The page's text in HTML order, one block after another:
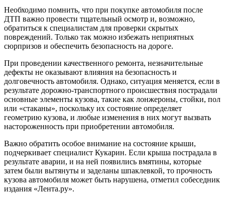
Необходимо помнить, что при покупке автомобиля после
ДТП важно провести тщательный осмотр и, возможно,
обратиться к специалистам для проверки скрытых
повреждений. Только так можно избежать неприятных
сюрпризов и обеспечить безопасность на дороге.
При проведении качественного ремонта, незначительные
дефекты не оказывают влияния на безопасность и
долговечность автомобиля. Однако, ситуация меняется, если в
результате дорожно-транспортного происшествия пострадали
основные элементы кузова, такие как лонжероны, стойки, пол
или «стаканы», поскольку их состояние определяет
геометрию кузова, и любые изменения в них могут вызвать
настороженность при приобретении автомобиля.
Важно обратить особое внимание на состояние крыши,
подчеркивает специалист Кукарин. Если крыша пострадала в
результате аварии, и на ней появились вмятины, которые
затем были вытянуты и заделаны шпаклевкой, то прочность
кузова автомобиля может быть нарушена, отметил собеседник
издания «Лента.ру».